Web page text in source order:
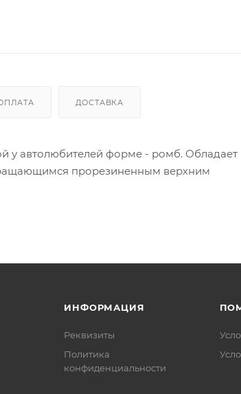
ДОСТАВКА
у автолюбителей форме - ромб. Обладает
прорезиненным верхним
ИНФОРМАЦИЯ
Реквизиты
Политика
конфиденциальности